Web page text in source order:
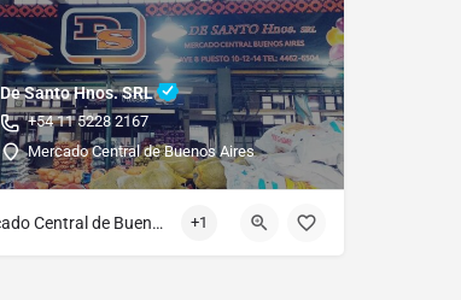
De Santo Hnos. SRL
+54 11 5228 2167
Mercado Central de Buenos Aires
Mercado Central de Buenos Aires +1